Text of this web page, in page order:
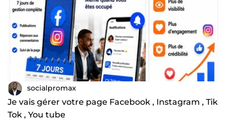
socialpromax
Je vais gérer votre page Facebook , Instagram , Tik
Tok , You tube